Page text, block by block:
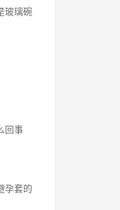
玻璃碗
回事
孕套的